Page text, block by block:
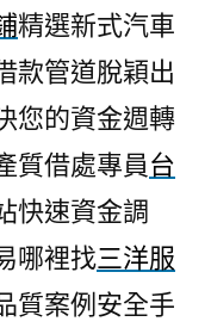
精選新式汽車
款管道脫穎出
您的資金週轉
質借處專員台
快速資金調
哪裡找三洋服
質案例安全手